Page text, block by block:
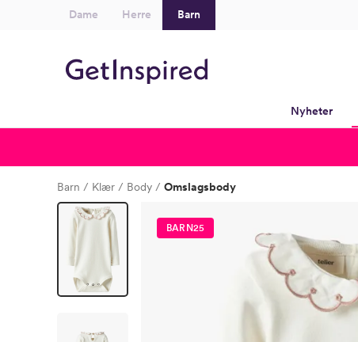
Dame Herre Barn
Nyheter
Barn Klær Body Omslagsbody
BARN25